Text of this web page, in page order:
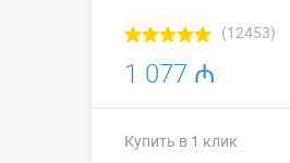
(12453)
1 077 ₼
Купить в 1 клик